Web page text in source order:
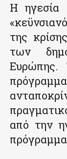
Η ηγεσία
της
των
Ευρώπης.
από την